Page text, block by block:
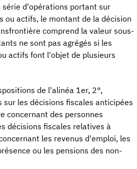
d'opérations portant sur
ou actifs, le montant de la décision
comprend la valeur sous-
ne sont pas agrégés si les
actifs font l'objet de plusieurs
de l'alinéa 1er, 2°,
les décisions fiscales anticipées
concernant des personnes
décisions fiscales relatives à
les revenus d'emploi, les
ou les pensions des non-